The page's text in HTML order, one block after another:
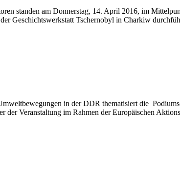
standen am Donnerstag, 14. April 2016, im
Geschichtswerkstatt Tschernobyl in Charkiw
in der DDR thematisiert die
Veranstaltung im Rahmen der Europäischen